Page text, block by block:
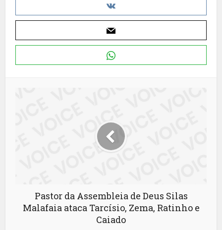
Pastor da Assembleia de Deus Silas
Malafaia ataca Tarcísio, Zema, Ratinho e
Caiado